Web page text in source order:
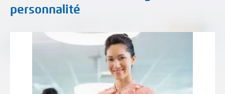
personnalité